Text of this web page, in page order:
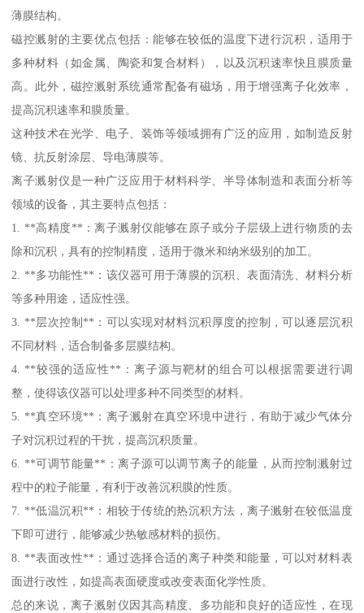
薄膜结构。
磁控溅射的主要优点包括：能够在较低的温度下进行沉积，适用于
多种材料（如金属、陶瓷和复合材料），以及沉积速率快且膜质量
高。此外，磁控溅射系统通常配备有磁场，用于增强离子化效率，
提高沉积速率和膜质量。
这种技术在光学、电子、装饰等领域拥有广泛的应用，如制造反射
镜、抗反射涂层、导电薄膜等。
离子溅射仪是一种广泛应用于材料科学、半导体制造和表面分析等
领域的设备，其主要特点包括：
1. **高精度**：离子溅射仪能够在原子或分子层级上进行物质的去
除和沉积，具有的控制精度，适用于微米和纳米级别的加工。
2. **多功能性**：该仪器可用于薄膜的沉积、表面清洗、材料分析
等多种用途，适应性强。
3. **层次控制**：可以实现对材料沉积厚度的控制，可以逐层沉积
不同材料，适合制备多层膜结构。
4. **较强的适应性**：离子源与靶材的组合可以根据需要进行调
整，使得该仪器可以处理多种不同类型的材料。
5. **真空环境**：离子溅射在真空环境中进行，有助于减少气体分
子对沉积过程的干扰，提高沉积质量。
6. **可调节能量**：离子源可以调节离子的能量，从而控制溅射过
程中的粒子能量，有利于改善沉积膜的性质。
7. **低温沉积**：相较于传统的热沉积方法，离子溅射在较低温度
下即可进行，能够减少热敏感材料的损伤。
8. **表面改性**：通过选择合适的离子种类和能量，可以对材料表
面进行改性，如提高表面硬度或改变表面化学性质。
总的来说，离子溅射仪因其高精度、多功能和良好的适应性，在现